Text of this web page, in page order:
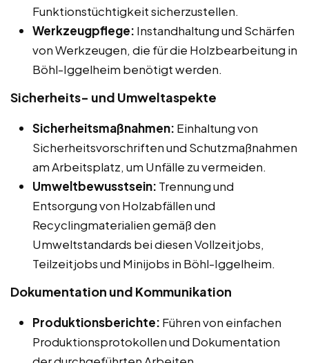
Funktionstüchtigkeit sicherzustellen.
Werkzeugpflege: Instandhaltung und Schärfen
von Werkzeugen, die für die Holzbearbeitung in
Böhl-Iggelheim benötigt werden.
Sicherheits- und Umweltaspekte
Sicherheitsmaßnahmen: Einhaltung von
Sicherheitsvorschriften und Schutzmaßnahmen
am Arbeitsplatz, um Unfälle zu vermeiden.
Umweltbewusstsein: Trennung und
Entsorgung von Holzabfällen und
Recyclingmaterialien gemäß den
Umweltstandards bei diesen Vollzeitjobs,
Teilzeitjobs und Minijobs in Böhl-Iggelheim.
Dokumentation und Kommunikation
Produktionsberichte: Führen von einfachen
Produktionsprotokollen und Dokumentation